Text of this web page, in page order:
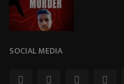
SOCIAL MEDIA